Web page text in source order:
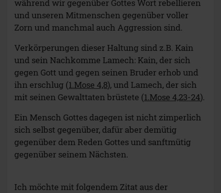
während wir gegenüber Gottes Wort rebellieren
und unseren Mitmenschen gegenüber voller
Zorn und manchmal auch Aggression sind.
Verkörperungen dieser Haltung sind z.B. Kain
und sein Nachkomme Lamech: Kain, der sich
gegen Gott und gegen seinen Bruder erhob und
ihn erschlug (1.Mose 4,8), und Lamech, der sich
mit seinen Gewalttaten brüstete (1.Mose 4,23-24).
Ein Mensch Gottes dagegen ist nicht zimperlich
sich selbst gegenüber, dafür aber demütig
gegenüber dem Reden Gottes und sanftmütig
gegenüber seinem Nächsten.
Ich möchte mit folgendem Zitat aus der